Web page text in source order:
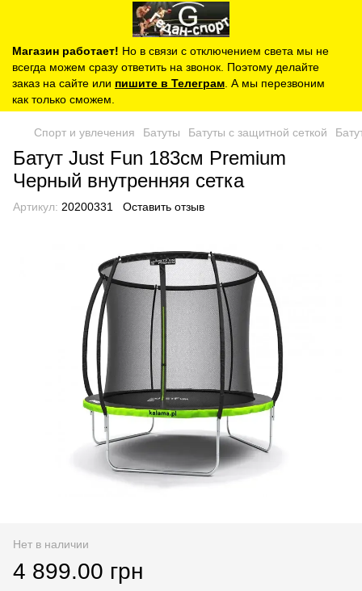
Магазин работает! Но в связи с отключением света мы не
всегда можем сразу ответить на звонок. Поэтому делайте
заказ на сайте или пишите в Телеграм . А мы перезвоним
как только сможем.
Спорт и увлечения Батуты Батуты с защитной сеткой
Батут Just Fun 183см Premium
Черный внутренняя сетка
Артикул: 20200331 Оставить отзыв
Нет в наличии
4 899.00 грн